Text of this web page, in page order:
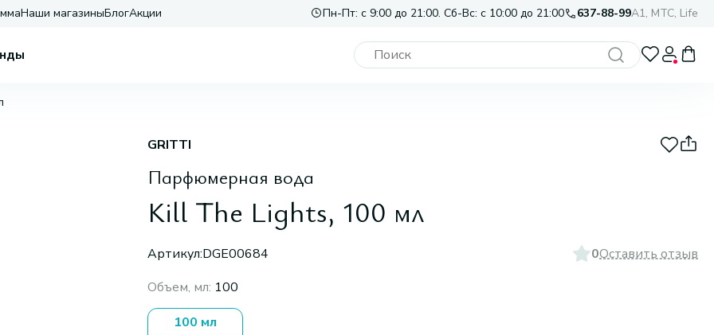
Наши магазиныБлогАкции Пн-Пт: с 9:00 до 21:00. Сб-Вс: с 10:00 до 21:00 637-88-99A1, МТС, Life
GRITTI
Парфюмерная вода
Kill The Lights, 100 мл
Артикул:DGE00684 0Оставить отзыв
Объем, мл: 100
100 мл